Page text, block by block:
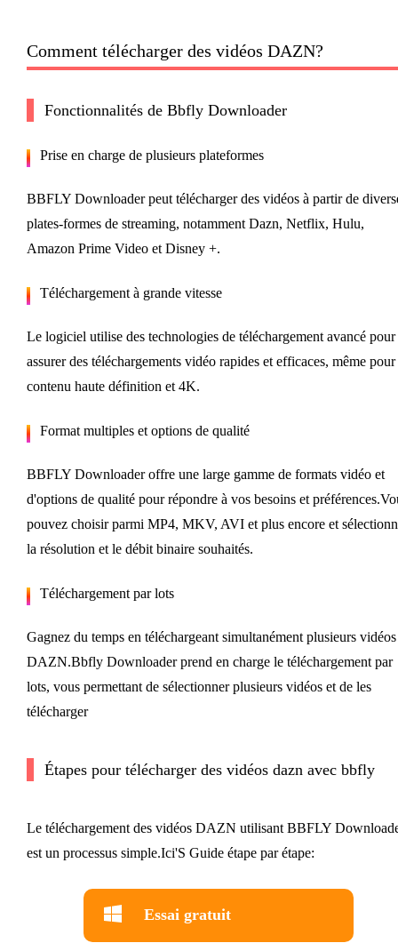
Comment télécharger des vidéos DAZN?
Fonctionnalités de Bbfly Downloader
Prise en charge de plusieurs plateformes
BBFLY Downloader peut télécharger des vidéos à partir de
plates-formes de streaming, notamment Dazn, Netflix, Hulu,
Amazon Prime Video et Disney +.
Téléchargement à grande vitesse
Le logiciel utilise des technologies de téléchargement avancé pour
assurer des téléchargements vidéo rapides et efficaces, même pour
contenu haute définition et 4K.
Format multiples et options de qualité
BBFLY Downloader offre une large gamme de formats vidéo et
d'options de qualité pour répondre à vos besoins et
pouvez choisir parmi MP4, MKV, AVI et plus encore et
la résolution et le débit binaire souhaités.
Téléchargement par lots
Gagnez du temps en téléchargeant simultanément plusieurs vidéos
DAZN.Bbfly Downloader prend en charge le téléchargement par
lots, vous permettant de sélectionner plusieurs vidéos et de les
télécharger
Étapes pour télécharger des vidéos dazn avec bbfly
Le téléchargement des vidéos DAZN utilisant BBFLY
est un processus simple.Ici'S Guide étape par étape:
Essai gratuit